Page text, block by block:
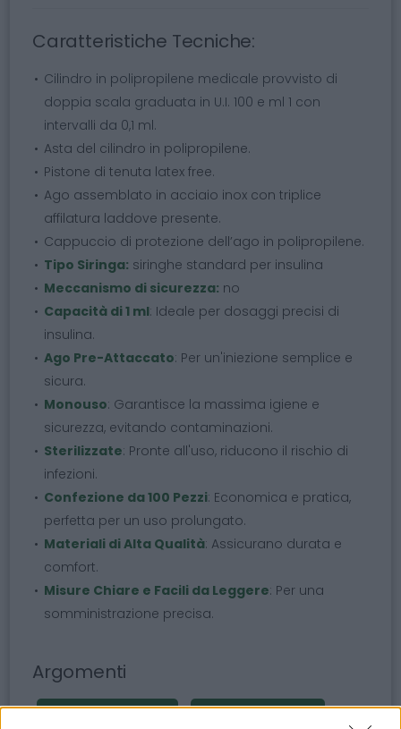
Caratteristiche Tecniche:
Cilindro in polipropilene medicale provvisto di
doppia scala graduata in U.I. 100 e ml 1 con
intervalli da 0,1 ml.
Asta del cilindro in polipropilene.
Pistone di tenuta latex free.
Ago assemblato in acciaio inox con triplice
affilatura laddove presente.
Cappuccio di protezione dell’ago in polipropilene.
Tipo Siringa: siringhe standard per insulina
Meccanismo di sicurezza: no
Capacità di 1 ml: Ideale per dosaggi precisi di
insulina.
Ago Pre-Attaccato: Per un'iniezione semplice e
sicura.
Monouso: Garantisce la massima igiene e
sicurezza, evitando contaminazioni.
Sterilizzate: Pronte all'uso, riducono il rischio di
infezioni.
Confezione da 100 Pezzi: Economica e pratica,
perfetta per un uso prolungato.
Materiali di Alta Qualità: Assicurano durata e
comfort.
Misure Chiare e Facili da Leggere: Per una
somministrazione precisa.
Argomenti
siringhe da insulina
siringa da insulina